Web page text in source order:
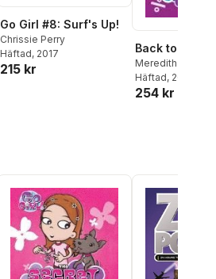
Go Girl #8: Surf's Up!
Chrissie Perry
Häftad, 2017
215 kr
Back to
Meredith Badger
Häftad, 2017
254 kr